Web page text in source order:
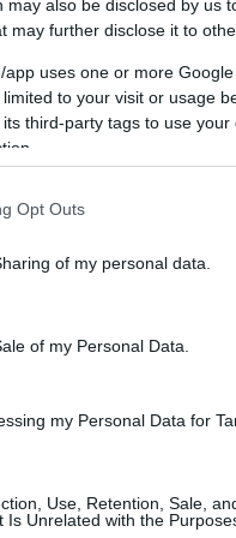
may also be disclosed by us
may further disclose it to
uses one or more
to your visit or usage
third-party tags to use
Opt Outs
of my personal data.
of my Personal Data.
my Personal Data for
Use, Retention, Sale,
Is Unrelated with the
zár Jeff Segallal, Wei Luval
de ez édeskevés. Illetve
a Keating Ford.
tényleg feladta a
Egy kört azért várjunk,
Lopeznek odatennie